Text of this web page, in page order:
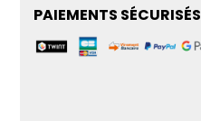
PAIEMENTS SÉCURISÉS